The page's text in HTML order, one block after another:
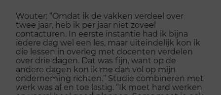
Wouter: “Omdat ik de vakken verdeel over
twee jaar, heb ik per jaar niet zoveel
contacturen. In eerste instantie had ik bijna
iedere dag wel een les, maar uiteindelijk kon ik
die lessen in overleg met docenten verdelen
over drie dagen. Dat was fijn, want op de
andere dagen kon ik me dan vol op mijn
onderneming richten.” Studie combineren met
werk was af en toe lastig. “Ik moet hard werken